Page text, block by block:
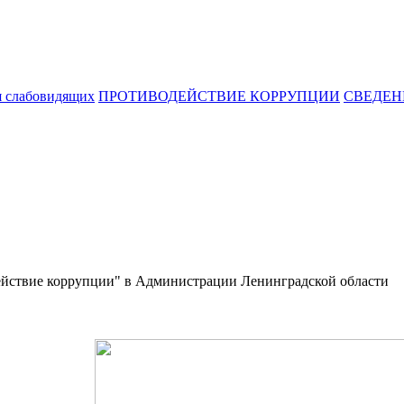
слабовидящих ПРОТИВОДЕЙСТВИЕ КОРРУПЦИИ
коррупции" в Администрации Ленинградской области